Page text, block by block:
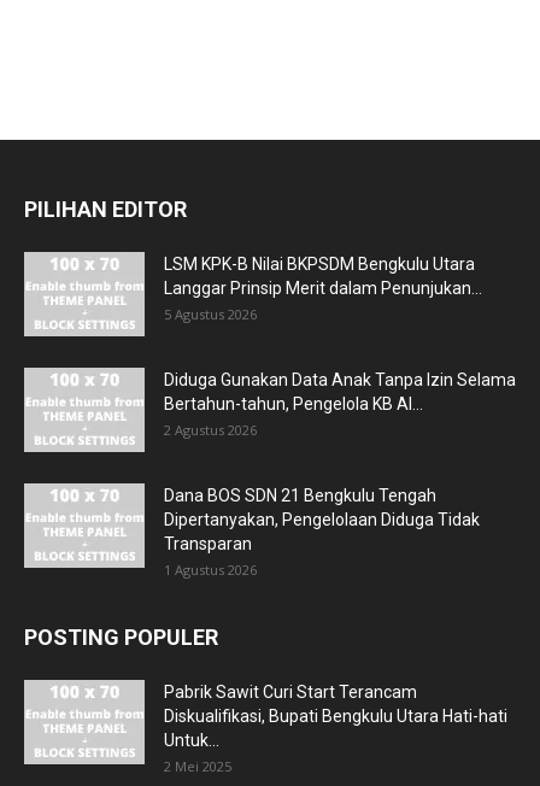
PILIHAN EDITOR
LSM KPK-B Nilai BKPSDM Bengkulu Utara
Langgar Prinsip Merit dalam Penunjukan...
5 Agustus 2026
Diduga Gunakan Data Anak Tanpa Izin Selama
Bertahun-tahun, Pengelola KB Al...
2 Agustus 2026
Dana BOS SDN 21 Bengkulu Tengah
Dipertanyakan, Pengelolaan Diduga Tidak
Transparan
1 Agustus 2026
POSTING POPULER
Pabrik Sawit Curi Start Terancam
Diskualifikasi, Bupati Bengkulu Utara Hati-hati
Untuk...
2 Mei 2025